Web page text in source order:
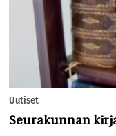
Uutiset
Seurakunnan